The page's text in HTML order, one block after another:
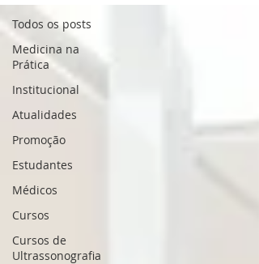
Todos os posts
Medicina na
Prática
Institucional
Atualidades
Promoção
Estudantes
Médicos
Cursos
Cursos de
Ultrassonografia